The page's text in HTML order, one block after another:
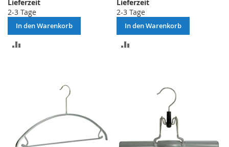
Lieferzeit
2-3 Tage
In den Warenkorb
Lieferzeit
2-3 Tage
In den Warenkorb